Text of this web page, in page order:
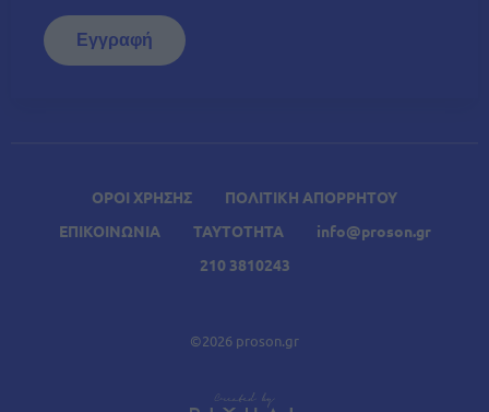
ΟΡΟΙ ΧΡΗΣΗΣ
ΠΟΛΙΤΙΚΗ ΑΠΟΡΡΗΤΟΥ
ΕΠΙΚΟΙΝΩΝΙΑ
ΤΑΥΤΟΤΗΤΑ
info@proson.gr
210 3810243
©2026 proson.gr